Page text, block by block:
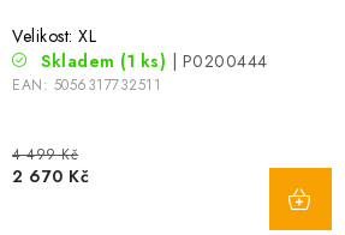
Velikost: XL
Skladem (1 ks) | P0200444
EAN: 5056317732511
4 499 Kč
2 670 Kč